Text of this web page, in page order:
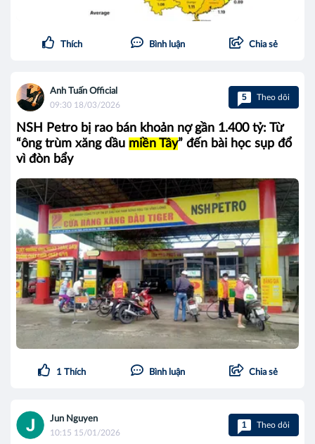
Thích Bình luận Chia sẻ
Anh Tuấn Official
09:30 18/03/2026
5 Theo dõi
NSH Petro bị rao bán khoản nợ gần 1.400 tỷ: Từ
“ông trùm xăng dầu miền Tây” đến bài học sụp đổ
vì đòn bẩy
1 Thích Bình luận Chia sẻ
Jun Nguyen
10:15 15/01/2026
1 Theo dõi